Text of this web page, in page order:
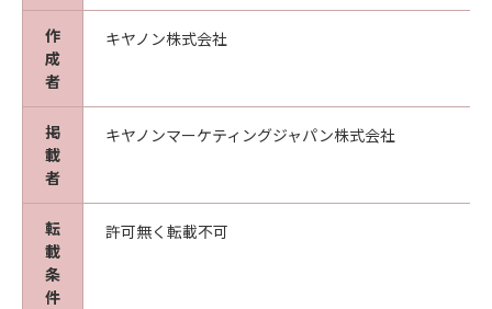
作
成
者
キヤノン株式会社
掲
載
者
キヤノンマーケティングジャパン株式会社
転
載
条
件
許可無く転載不可